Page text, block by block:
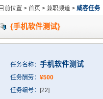
目前位置 > 首页 > 兼职频道 > 威客任务
{手机软件测试}
任务名称： 手机软件测试
任务酬劳： ¥500
任务编号：
[22]